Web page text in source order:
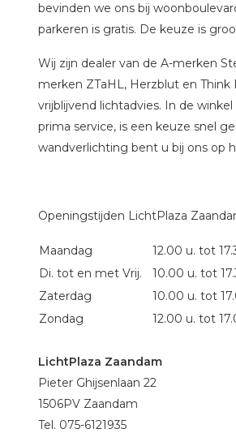
bevinden we ons bij
parkeren is gratis. De keuze is
Wij zijn dealer van de A-merken
merken ZTaHL, Herzblut en
vrijblijvend lichtadvies. In de
prima service, is een keuze snel
wandverlichting bent u bij ons op
Maandag
12.00 u. tot
Di. tot en met Vrij.
10.00 u. tot
Zaterdag
10.00 u. tot
Zondag
12.00 u. tot
LichtPlaza Zaandam
Pieter Ghijsenlaan 22
1506PV Zaandam
Tel. 075-6121935